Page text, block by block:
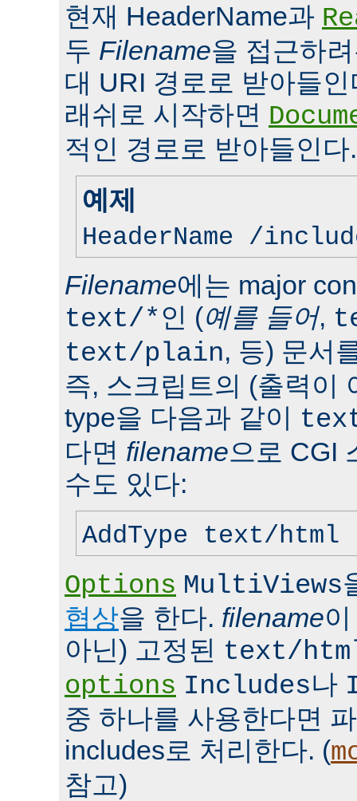
현재 HeaderName과
두 Filename을 접근하
대 URI 경로로 받아들
래쉬로 시작하면
적인 경로로 받아들인다.
예제
HeaderName /
Filename에는 major
text/*인 (예를 들어,
text/plain, 등) 문서
즉, 스크립트의 (출력이
type을 다음과 같이
다면 filename으로 CGI
수도 있다:
AddType text/
Options MultiViews
협상을 한다. filename
아닌) 고정된 text/
options Includes나
중 하나를 사용한다면
includes로 처리한다. (
참고)